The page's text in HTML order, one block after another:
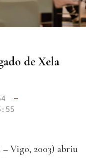
de Xela
—
– Vigo, 2003) abriu